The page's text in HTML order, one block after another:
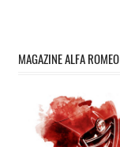
MAGAZINE ALFA ROMEO